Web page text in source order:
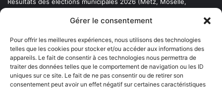
Gérer le consentement
Pour offrir les meilleures expériences, nous utilisons des technologies
telles que les cookies pour stocker et/ou accéder aux informations des
appareils. Le fait de consentir à ces technologies nous permettra de
traiter des données telles que le comportement de navigation ou les ID
uniques sur ce site. Le fait de ne pas consentir ou de retirer son
consentement peut avoir un effet négatif sur certaines caractéristiques
Newsletter gratuite